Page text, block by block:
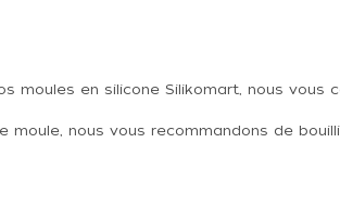
moules en silicone Silikomart, nous vous
nous vous recommandons de